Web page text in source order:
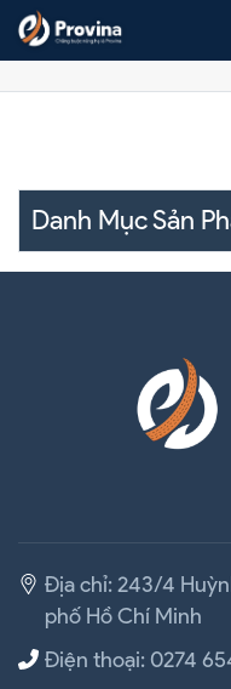
Skip to content
Lưới Quấn
Danh Mục Sản
Địa chỉ: 243/4
phố Hồ Chí Minh
Điện thoại: 0274